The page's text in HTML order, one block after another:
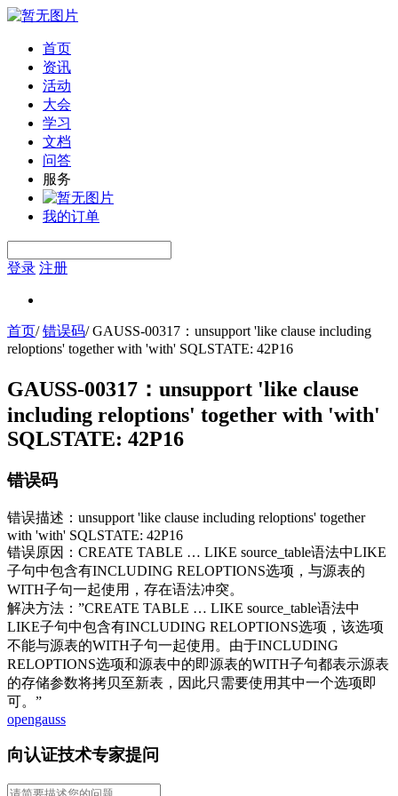
首页
资讯
活动
大会
学习
文档
问答
服务
我的订单
登录 注册
首页/错误码/GAUSS-00317：unsupport 'like clause including
reloptions' together with 'with' SQLSTATE: 42P16
GAUSS-00317：unsupport 'like clause
including reloptions' together with 'with'
SQLSTATE: 42P16
错误码
错误描述：unsupport 'like clause including reloptions' together
with 'with' SQLSTATE: 42P16
错误原因：CREATE TABLE … LIKE source_table语法中LIKE
子句中包含有INCLUDING RELOPTIONS选项，与源表的
WITH子句一起使用，存在语法冲突。
解决方法：”CREATE TABLE … LIKE source_table语法中
LIKE子句中包含有INCLUDING RELOPTIONS选项，该选项
不能与源表的WITH子句一起使用。由于INCLUDING
RELOPTIONS选项和源表中的即源表的WITH子句都表示源表
的存储参数将拷贝至新表，因此只需要使用其中一个选项即
可。”
opengauss
向认证技术专家提问